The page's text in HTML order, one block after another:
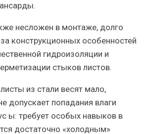
несложен в монтаже, долго
конструкционных особенностей
гидроизоляции и
стыков листов.
из стали весят мало,
допускает попадания влаги
ы: требует особых навыков в
достаточно «холодным»